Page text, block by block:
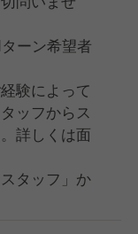
ーン希望者
験によって
ッフからス
詳しくは面
タッフ」か